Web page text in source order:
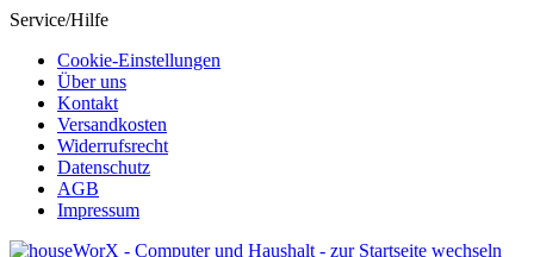
Service/Hilfe
Cookie-Einstellungen
Über uns
Kontakt
Versandkosten
Widerrufsrecht
Datenschutz
AGB
Impressum